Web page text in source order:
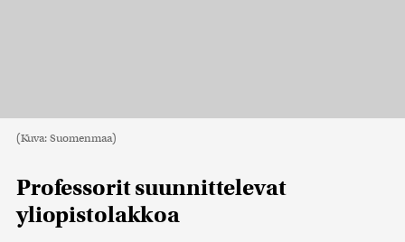
(Kuva: Suomenmaa)
Professorit suunnittelevat
yliopistolakkoa